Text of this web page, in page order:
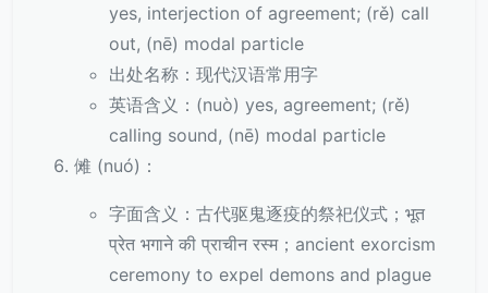
yes, interjection of agreement; (rě) call
out, (nē) modal particle
出处名称：现代汉语常用字
英语含义：(nuò) yes, agreement; (rě)
calling sound, (nē) modal particle
傩 (nuó)：
字面含义：古代驱鬼逐疫的祭祀仪式；भूत
प्रेत भगाने की प्राचीन रस्म；ancient exorcism
ceremony to expel demons and plague